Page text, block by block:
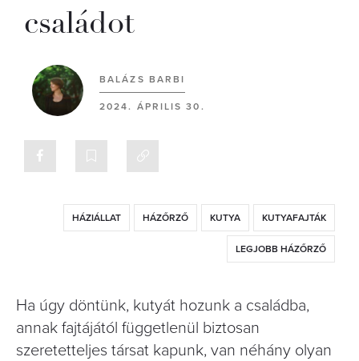
családot
BALÁZS BARBI
2024. ÁPRILIS 30.
HÁZIÁLLAT HÁZŐRZŐ KUTYA KUTYAFAJTÁK
LEGJOBB HÁZŐRZŐ
Ha úgy döntünk, kutyát hozunk a családba,
annak fajtájától függetlenül biztosan
szeretetteljes társat kapunk, van néhány olyan